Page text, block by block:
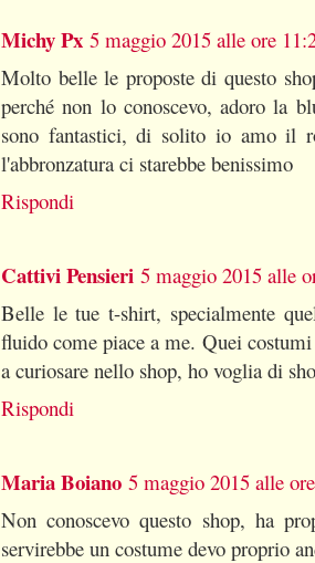
Michy Px 5 maggio 2015 alle ore
Molto belle le proposte di questo
perché non lo conoscevo, adoro la
sono fantastici, di solito io amo il
l'abbronzatura ci starebbe benissimo
Rispondi
Cattivi Pensieri 5 maggio 2015 alle
Belle le tue t-shirt, specialmente
fluido come piace a me. Quei
a curiosare nello shop, ho voglia di
Rispondi
Maria Boiano 5 maggio 2015 alle
Non conoscevo questo shop, ha
servirebbe un costume devo proprio